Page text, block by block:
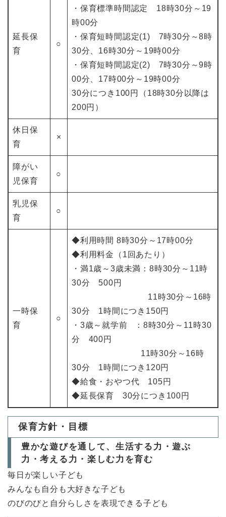
延長保
育
○
・保育標準時間認定 18時30分～19
時00分
・保育短時間認定(1) 7時30分～8時
30分、16時30分～19時00分
・保育短時間認定(2) 7時30分～9時
00分、17時00分～19時00分
30分につき100円（18時30分以降は
200円）
休日保
育
×
障がい
児保育
○
乳児保
育
○
一時保
育
○
◆利用時間 8時30分～17時00分
◆利用料金（1回あたり）
・満1歳～3歳未満：8時30分～11時
30分 500円
11時30分～16時
30分 1時間につき150円
・3歳～就学前 ：8時30分～11時30
分 400円
11時30分～16時
30分 1時間につき120円
◆給食・おやつ代 105円
◆延長保育 30分につき100円
保育方針・目標
豊かな遊びを通して、生活する力・遊ぶ
力・考える力・楽しむ力を育む
毎日が楽しい子ども
みんなも自分も大好きな子ども
のびのびと自分らしさを表現できる子ども